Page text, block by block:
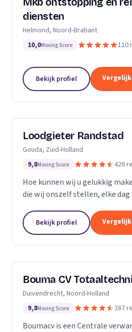
diensten
Helmond, Noord-Brabant
10,0Moving Score 110
Bekijk profiel
Loodgieter Randstad
Gouda, Zuid-Holland
9,8Moving Score 426
Hoe kunnen wij u gelukkig
die wij onszelf stellen, elke dag
maatwerk bij calamiteiten en in
Bekijk profiel
Bouma CV
Duivendrecht, Noord-Holland
9,8Moving Score 387
Boumacv is een Centrale